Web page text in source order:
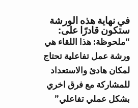
في نهاية هذه الورشة
ستكون قادرًا على:
“ملحوظة: هذا اللقاء هي
ورشة عمل تفاعلية تحتاج
لمكان هادئ والاستعداد
للمشاركة مع فرق اخري
بشكل عملي تفاعلي”